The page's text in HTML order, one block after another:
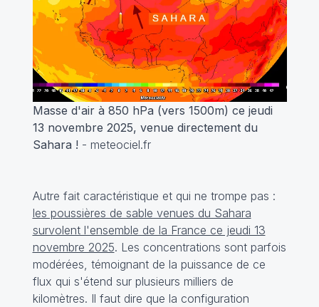
Masse d'air à 850 hPa (vers 1500m) ce jeudi
13 novembre 2025, venue directement du
Sahara ! - meteociel.fr
Autre fait caractéristique et qui ne trompe pas :
les poussières de sable venues du Sahara
survolent l'ensemble de la France ce jeudi 13
novembre 2025. Les concentrations sont parfois
modérées, témoignant de la puissance de ce
flux qui s'étend sur plusieurs milliers de
kilomètres. Il faut dire que la configuration